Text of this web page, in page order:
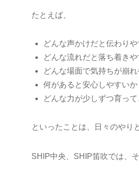
たとえば、
どんな声かけだと伝わり
どんな流れだと落ち着き
どんな場面で気持ちが崩
何があると安心しやすいか
どんな力が少しずつ育っ
といったことは、日々のやり
SHIP中央、SHIP笛吹では、